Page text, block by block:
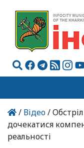
/ Відео/
дочекатися
реальності